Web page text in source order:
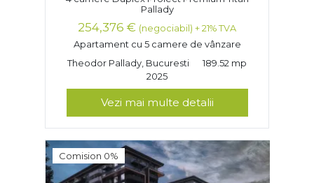
Pallady
254,376 € (negociabil) + 21% TVA
Apartament cu 5 camere de vânzare
Theodor Pallady, Bucuresti
189.52 mp
2025
Vezi mai multe detalii
Comision 0%